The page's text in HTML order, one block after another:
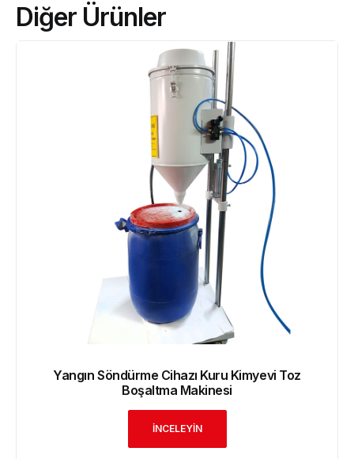
Diğer Ürünler
Yangın Söndürme Cihazı Kuru Kimyevi Toz
Boşaltma Makinesi
İNCELEYİN